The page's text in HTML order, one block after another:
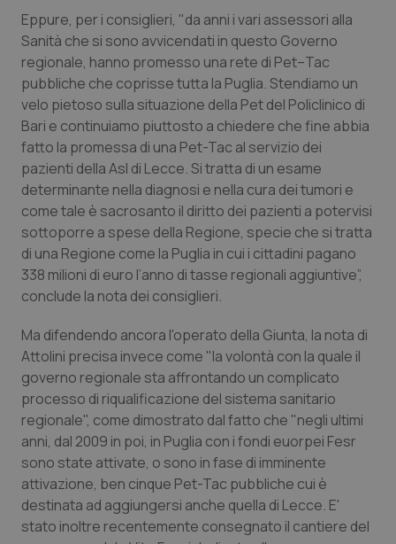
Sicilia
Toscana
Umbria
Valle D’Aosta
Veneto
Neuroscienze & patologie neurodegenerative
Obesità
Oftalmologia
Oncodermatologia
Oncoematologia
Oncologia & Nutrizione
Psoriasi & pelle
Quotidiano Cardiologia
Quotidiano Chirurgia
Quotidiano Oncologia
Quotidiano Pediatria
Rene & patologie urogenitali
Eppure, per i consiglieri, "da anni i vari assessori alla
Sanità che si sono avvicendati in questo Governo
regionale, hanno promesso una rete di Pet–Tac
pubbliche che coprisse tutta la Puglia. Stendiamo un
velo pietoso sulla situazione della Pet del Policlinico di
Bari e continuiamo piuttosto a chiedere che fine abbia
fatto la promessa di una Pet-Tac al servizio dei
pazienti della Asl di Lecce. Si tratta di un esame
determinante nella diagnosi e nella cura dei tumori e
come tale è sacrosanto il diritto dei pazienti a potervisi
sottoporre a spese della Regione, specie che si tratta
di una Regione come la Puglia in cui i cittadini pagano
338 milioni di euro l’anno di tasse regionali aggiuntive”,
conclude la nota dei consiglieri.
Ma difendendo ancora l'operato della Giunta, la nota di
Attolini precisa invece come "la volontà con la quale il
governo regionale sta affrontando un complicato
processo di riqualificazione del sistema sanitario
regionale", come dimostrato dal fatto che "negli ultimi
anni, dal 2009 in poi, in Puglia con i fondi euorpei Fesr
sono state attivate, o sono in fase di imminente
attivazione, ben cinque Pet-Tac pubbliche cui è
destinata ad aggiungersi anche quella di Lecce. E'
stato inoltre recentemente consegnato il cantiere del